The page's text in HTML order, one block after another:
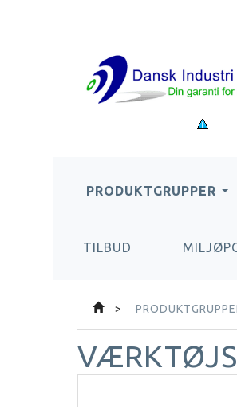
PRODUKTGRUPPER
TILBUD